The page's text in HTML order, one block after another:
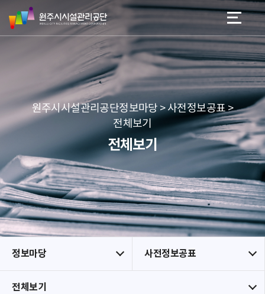
네
본문 바로가기
메뉴 바로가기
원
주
시
리
공
단
원주시시설관리공단정보마당 > 사전정보공표 >
전체보기
전체보기
정보마당 사전정보공표
전체보기